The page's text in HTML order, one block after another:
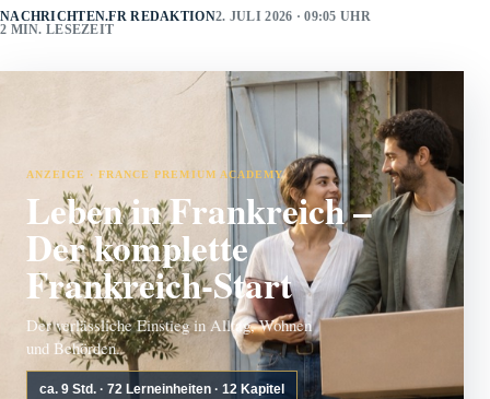
NACHRICHTEN.FR REDAKTION2. JULI 2026 · 09:05 UHR
2 MIN. LESEZEIT
ANZEIGE · FRANCE PREMIUM ACADEMY
Leben in Frankreich –
Der komplette
Frankreich-Start
Der verlässliche Einstieg in Alltag, Wohnen
und Behörden.
ca. 9 Std. · 72 Lerneinheiten · 12 Kapitel